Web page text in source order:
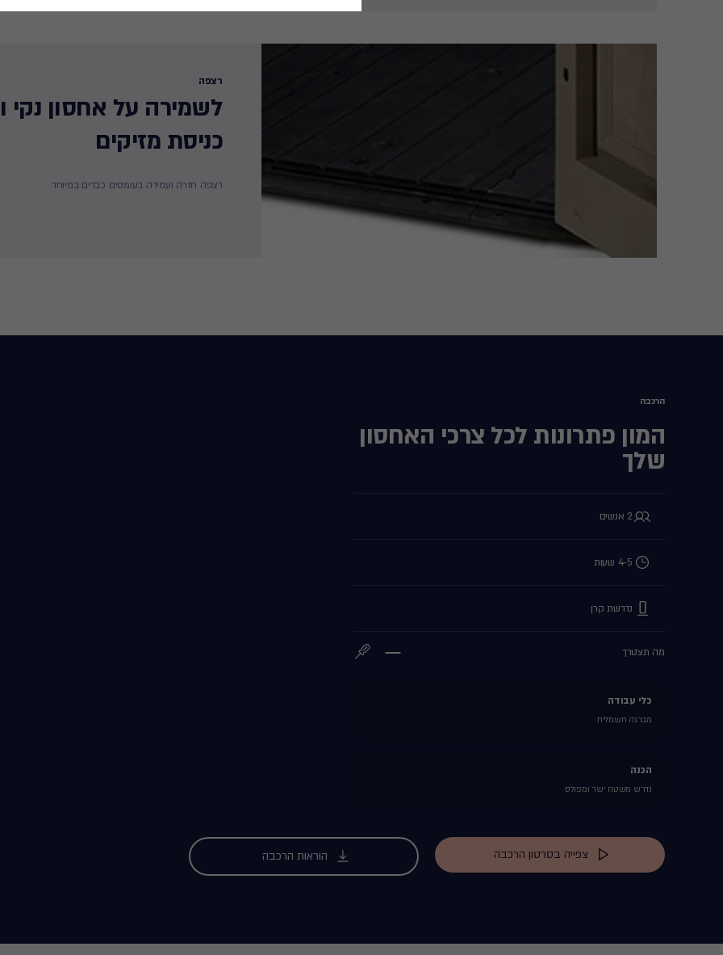
רצפה
לשמירה על אחסון נקי
כניסת מזיקים ​
רצפה חזרה ועמידה בעומסים כבדים במיוחד​
הרכבה
המון פתרונות לכל צרכי האחסון
שלך
2 אנשים
4-5 שעות
נדרשת קרן
מה תצטרך
כלי עבודה
מברגה חשמלית
הכנה
נדרש משטח ישר ומפולס
צפייה בסרטון הרכבה הוראות הרכבה